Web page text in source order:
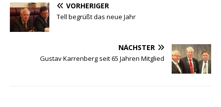
VORHERIGER
Tell begrüßt das neue Jahr
NÄCHSTER
Gustav Karrenberg seit 65 Jahren Mitglied